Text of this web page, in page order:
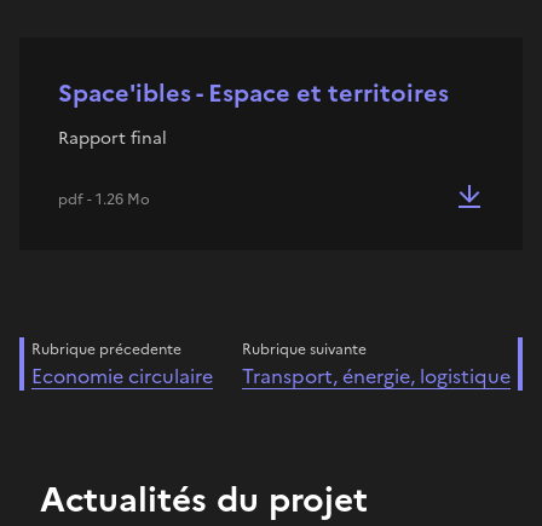
Space'ibles - Espace et territoires
Rapport final
pdf - 1.26 Mo
Rubrique précedente
Economie circulaire
Rubrique suivante
Transport, énergie, logistique
Actualités du projet